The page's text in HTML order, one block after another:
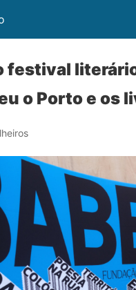
festival
o Porto e os